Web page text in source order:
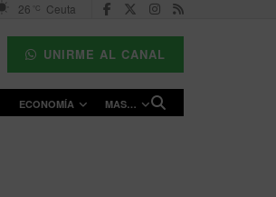
26 °C Ceuta
UNIRME AL CANAL
ECONOMÍA MAS…